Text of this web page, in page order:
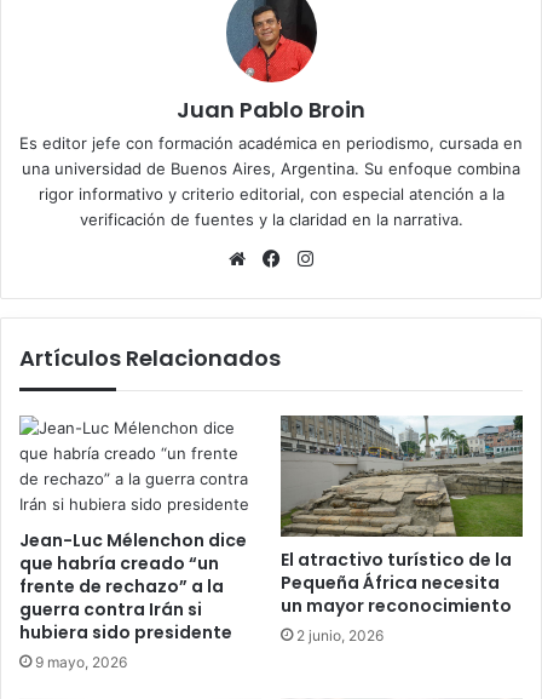
Juan Pablo Broin
Es editor jefe con formación académica en periodismo, cursada en
una universidad de Buenos Aires, Argentina. Su enfoque combina
rigor informativo y criterio editorial, con especial atención a la
verificación de fuentes y la claridad en la narrativa.
Sitio
Facebook
Artículos Relacionados
Jean-Luc Mélenchon dice
que habría creado “un
frente de rechazo” a la
guerra contra Irán si
hubiera sido presidente
9 mayo, 2026
El atractivo turístico de la
Pequeña África necesita
un mayor reconocimiento
2 junio, 2026